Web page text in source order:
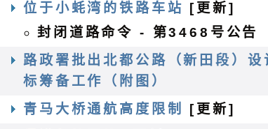
位于小蚝湾的铁路车站
[更新]
封闭道路命令 - 第3468号公告
路政署批出北都公路（新田段）
标筹备工作（附图）
青马大桥通航高度限制
[更新]